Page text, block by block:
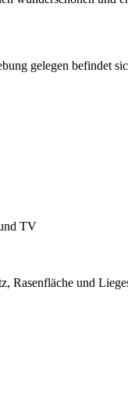
gelegen befindet
TV
Rasenfläche und